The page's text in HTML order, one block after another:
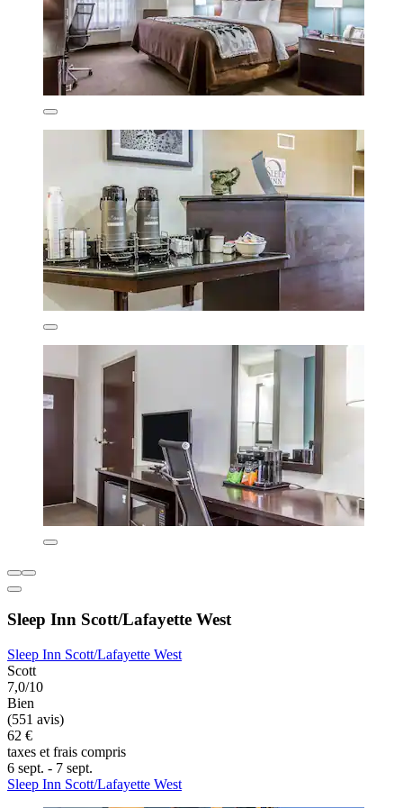
Sleep Inn Scott/Lafayette West
Sleep Inn Scott/Lafayette West
Scott
7,0/10
Bien
(551 avis)
62 €
taxes et frais compris
6 sept. - 7 sept.
Sleep Inn Scott/Lafayette West